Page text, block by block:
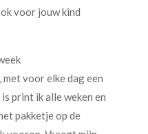
voor jouw kind
met voor elke dag een
print ik alle weken en
pakketje op de